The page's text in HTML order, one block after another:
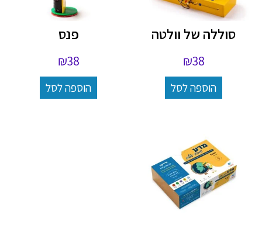
סוללה של וולטה
₪38
הוספה לסל
פנס
₪38
הוספה לסל